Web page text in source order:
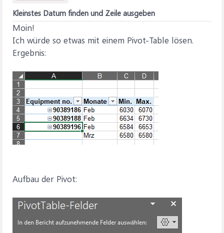
Kleinstes Datum finden und Zeile ausgeben
Moin!
Ich würde so etwas mit einem Pivot-Table lösen.
Ergebnis:
Aufbau der Pivot: